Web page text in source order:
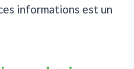
informations est un